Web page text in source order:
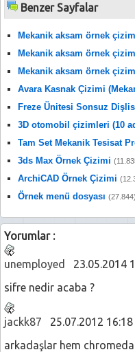
Benzer Sayfalar
Mekanik aksam örnek
Mekanik aksam örnek
Mekanik aksam örnek
Avara Kasnak Çizimi
Freze Ünitesi Sonsuz
3D otomobil çizimleri (10
Tam Set Mekanik Tesisat
3ds Max Örnek Çizimi
ArchiCAD Örnek Çizimi
Örnek menü dosyası (27.844)
Yorumlar :
unemployed
23.05.2014
sifre nedir acaba ?
jackk87 25.07.2012
arkadaşlar hem